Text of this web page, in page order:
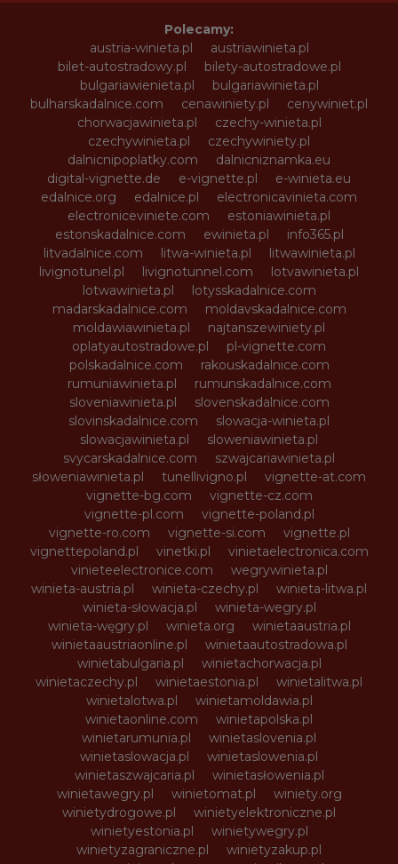
Polecamy:
austria-winieta.pl
austriawinieta.pl
bilet-autostradowy.pl
bilety-autostradowe.pl
bulgariawienieta.pl
bulgariawinieta.pl
bulharskadalnice.com
cenawiniety.pl
cenywiniet.pl
chorwacjawinieta.pl
czechy-winieta.pl
czechywinieta.pl
czechywiniety.pl
dalnicnipoplatky.com
dalnicniznamka.eu
digital-vignette.de
e-vignette.pl
e-winieta.eu
edalnice.org
edalnice.pl
electronicavinieta.com
electroniceviniete.com
estoniawinieta.pl
estonskadalnice.com
ewinieta.pl
info365.pl
litvadalnice.com
litwa-winieta.pl
litwawinieta.pl
livignotunel.pl
livignotunnel.com
lotvawinieta.pl
lotwawinieta.pl
lotysskadalnice.com
madarskadalnice.com
moldavskadalnice.com
moldawiawinieta.pl
najtanszewiniety.pl
oplatyautostradowe.pl
pl-vignette.com
polskadalnice.com
rakouskadalnice.com
rumuniawinieta.pl
rumunskadalnice.com
sloveniawinieta.pl
slovenskadalnice.com
slovinskadalnice.com
slowacja-winieta.pl
slowacjawinieta.pl
sloweniawinieta.pl
svycarskadalnice.com
szwajcariawinieta.pl
słoweniawinieta.pl
tunellivigno.pl
vignette-at.com
vignette-bg.com
vignette-cz.com
vignette-pl.com
vignette-poland.pl
vignette-ro.com
vignette-si.com
vignette.pl
vignettepoland.pl
vinetki.pl
vinietaelectronica.com
vinieteelectronice.com
wegrywinieta.pl
winieta-austria.pl
winieta-czechy.pl
winieta-litwa.pl
winieta-słowacja.pl
winieta-wegry.pl
winieta-węgry.pl
winieta.org
winietaaustria.pl
winietaaustriaonline.pl
winietaautostradowa.pl
winietabulgaria.pl
winietachorwacja.pl
winietaczechy.pl
winietaestonia.pl
winietalitwa.pl
winietalotwa.pl
winietamoldawia.pl
winietaonline.com
winietapolska.pl
winietarumunia.pl
winietaslovenia.pl
winietaslowacja.pl
winietaslowenia.pl
winietaszwajcaria.pl
winietasłowenia.pl
winietawegry.pl
winietomat.pl
winiety.org
winietydrogowe.pl
winietyelektroniczne.pl
winietyestonia.pl
winietywegry.pl
winietyzagraniczne.pl
winietyzakup.pl